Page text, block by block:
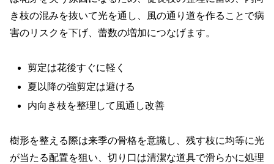
き枝の混みを抜いて光を通し、風の通り道を作ることで病
害のリスクを下げ、蕾数の増加につなげます。
剪定は花後すぐに軽く
夏以降の強剪定は避ける
内向き枝を整理して風通し改善
樹形を整える際は来季の骨格を意識し、残す枝に均等に光
が当たる配置を狙い、切り口は清潔な道具で滑らかに処理